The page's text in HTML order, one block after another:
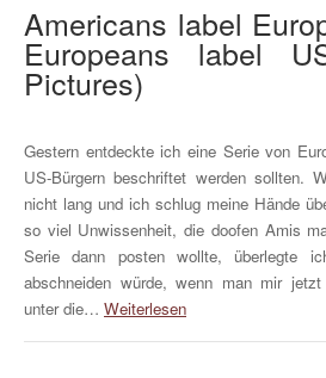
Americans label
Europeans label
Pictures)
Gestern entdeckte ich eine Serie von
US-Bürgern beschriftet werden sollten.
nicht lang und ich schlug meine Hände
so viel Unwissenheit, die doofen Amis
Serie dann posten wollte, überlegte
abschneiden würde, wenn man mir
unter die… Weiterlesen